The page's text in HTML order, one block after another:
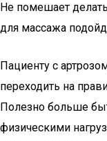
Не помешает
для массажа
Пациенту с
переходить на
Полезно больше
физическими